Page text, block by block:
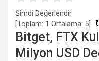
Şimdi Değerlendir
[Toplam: 1 Ortalama: 5]
Bitget, FTX
Milyon USD